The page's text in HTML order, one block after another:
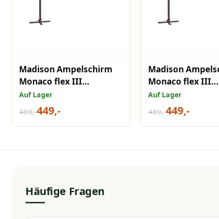
Madison Ampelschirm
Monaco flex III
300x300cm ECRU
Auf Lager
489,-449,-
Madison
Monaco flex III
300x300cm
Auf Lager
489,-449,-
Häufige Fragen